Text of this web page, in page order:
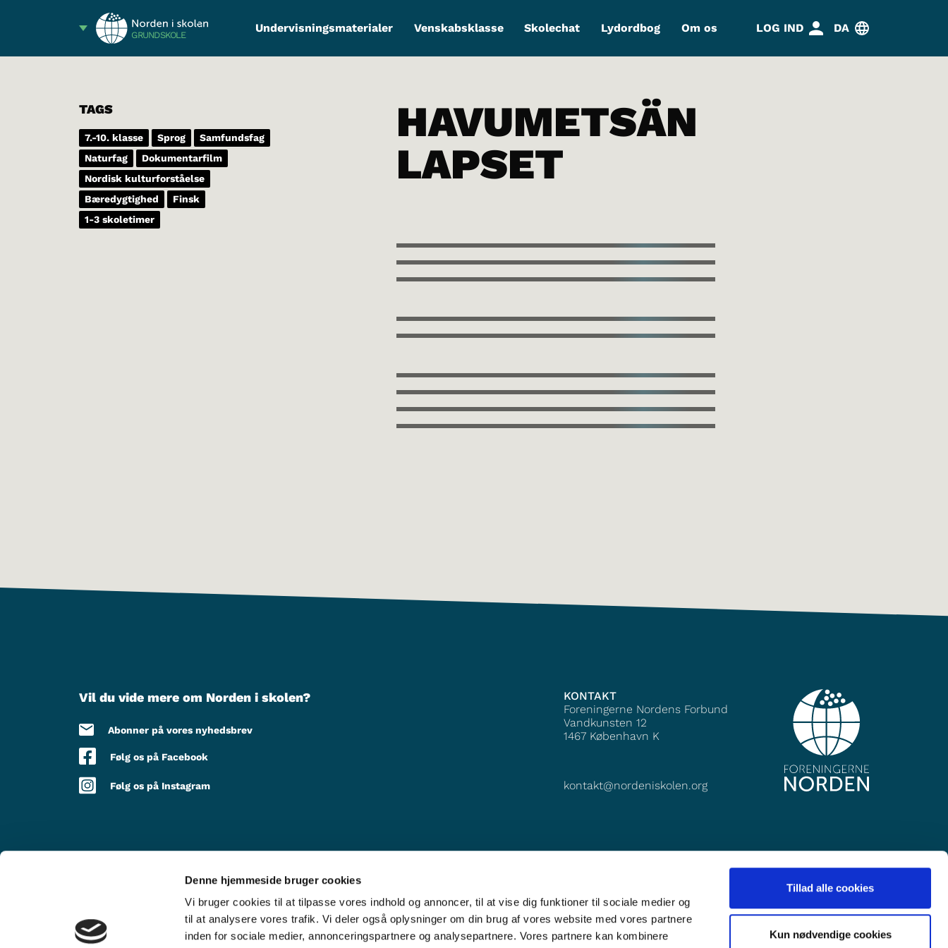
Denne hjemmeside bruger cookies
Vi bruger cookies til at tilpasse vores indhold og annoncer, til at vise dig funktioner til sociale medier og
til at analysere vores trafik. Vi deler også oplysninger om din brug af vores website med vores partnere
inden for sociale medier, annonceringspartnere og analysepartnere. Vores partnere kan kombinere
Tillad alle cookies
Kun nødvendige cookies
GRUNDSKOLE
Undervisningsmaterialer Venskabsklasse Skolechat Lydordbog Om os LOG IND DA
TAGS
7.-10. klasse Sprog
Samfundsfag
Naturfag
Dokumentarfilm
Nordisk kulturforståelse
Bæredygtighed
Finsk
1-3 skoletimer
HAVUMETSÄN
LAPSET
Vil du vide mere om Norden i skolen?
Abonner på vores nyhedsbrev
Følg os på Facebook
Følg os på Instagram
KONTAKT
Foreningerne Nordens Forbund
Vandkunsten 12
1467 København K
kontakt@nordeniskolen.org